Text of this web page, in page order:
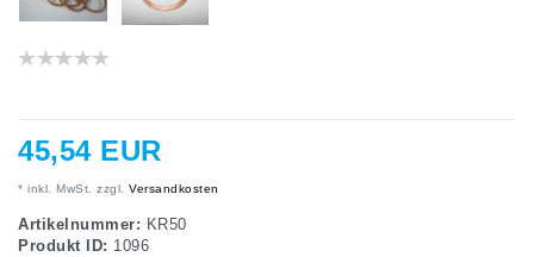
45,54 EUR
* inkl. MwSt. zzgl. Versandkosten
Artikelnummer: KR50
Produkt ID: 1096